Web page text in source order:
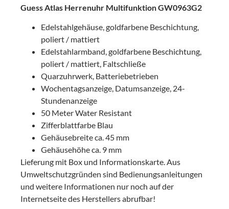
Guess Atlas Herrenuhr Multifunktion GW0963G2
Edelstahlgehäuse, goldfarbene Beschichtung,
poliert / mattiert
Edelstahlarmband, goldfarbene Beschichtung,
poliert / mattiert, Faltschließe
Quarzuhrwerk, Batteriebetrieben
Wochentagsanzeige, Datumsanzeige, 24-
Stundenanzeige
50 Meter Water Resistant
Zifferblattfarbe Blau
Gehäusebreite ca. 45 mm
Gehäusehöhe ca. 9 mm
Lieferung mit Box und Informationskarte. Aus
Umweltschutzgründen sind Bedienungsanleitungen
und weitere Informationen nur noch auf der
Internetseite des Herstellers abrufbar!